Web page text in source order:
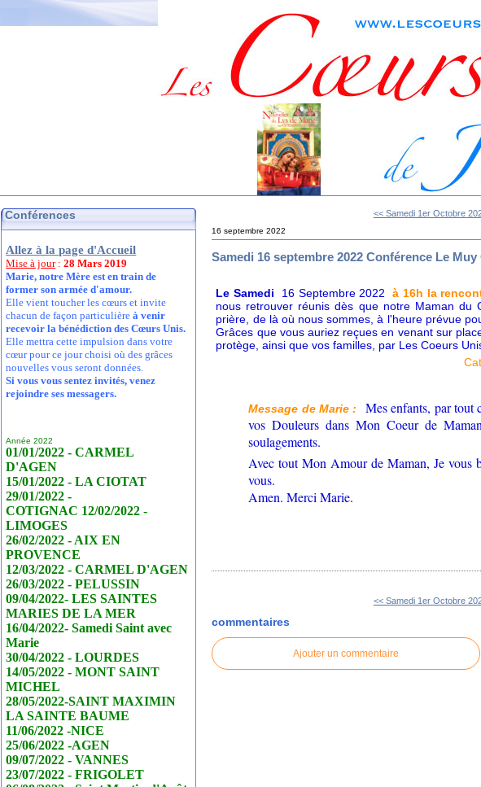
Conférences
Allez à la page d'Accueil
Mise à jour:28 Mars 2019
Marie, notre Mère est en train de
former son armée d'amour.
Elle vient toucher les cœurs et invite
chacun de façon particulièreà venir
recevoir la bénédiction des Cœurs Unis.
Elle mettra cette impulsion dans votre
cœur pour ce jour choisi où des grâces
nouvelles vous seront données.
Si vous vous sentez invités, venez
rejoindre ses messagers.
Année 2022
01/01/2022 - CARMEL
D'AGEN
15/01/2022 - LA CIOTAT
29/01/2022 -
COTIGNAC 12/02/2022 -
LIMOGES
26/02/2022 - AIX EN
PROVENCE
12/03/2022 - CARMEL D'AGEN
26/03/2022 - PELUSSIN
09/04/2022- LES SAINTES
MARIES DE LA MER
16/04/2022- Samedi Saint avec
Marie
30/04/2022 - LOURDES
14/05/2022 - MONT SAINT
MICHEL
28/05/2022-SAINT MAXIMIN
LA SAINTE BAUME
11/06/2022 -NICE
25/06/2022 -AGEN
09/07/2022 - VANNES
23/07/2022 - FRIGOLET
<< Samedi 1er Octobre
16 septembre 2022
Samedi 16 septembre 2022 Conférence Le
Le Samedi 16 Septembre 2022 à 16h la
nous retrouver réunis dès que notre Maman du
prière, de là où nous sommes, à l'heure prévue
Grâces que vous auriez reçues en venant sur
protège, ainsi que vos familles, par Les Coeurs
Message de Marie :
Mes enfants, par tout
vos Douleurs dans Mon Coeur de
soulagements.
Avec tout Mon Amour de Maman, Je vous
vous.
Amen. Merci Marie.
<< Samedi 1er Octobre
commentaires
Ajouter un commentaire